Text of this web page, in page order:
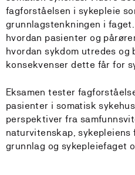
fagforståelsen i sykepleie
grunnlagstenkningen i
hvordan pasienter og
hvordan sykdom utredes og
konsekvenser dette får for
Eksamen tester
pasienter i somatisk
perspektiver fra
naturvitenskap,
grunnlag og sykepleiefaget